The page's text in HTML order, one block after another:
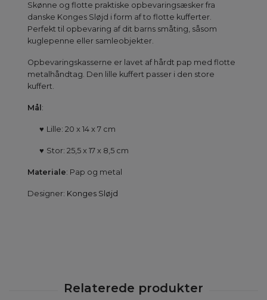
Skønne og flotte praktiske opbevaringsæsker fra
danske Konges Sløjd i form af to flotte kufferter.
Perfekt til opbevaring af dit barns småting, såsom
kuglepenne eller samleobjekter.
Opbevaringskasserne er lavet af hårdt pap med flotte
metalhåndtag. Den lille kuffert passer i den store
kuffert.
Mål :
♥ Lille: 20 x 14 x 7 cm
♥ Stor: 25,5 x 17 x 8,5 cm
Materiale: Pap og metal
Designer: Konges Sløjd